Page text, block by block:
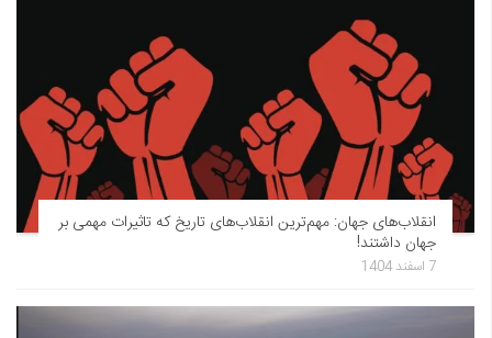
انقلاب‌های جهان: مهم‌ترین انقلاب‌های تاریخ که تاثیرات مهمی بر
جهان داشتند!
7 اسفند 1404